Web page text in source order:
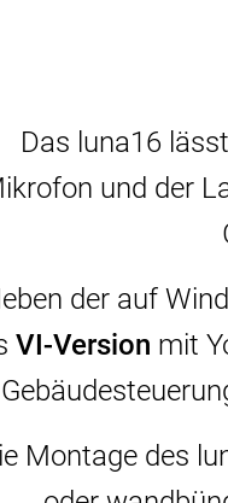
Das luna16
und der
der auf
VI-Version mit
Montage des